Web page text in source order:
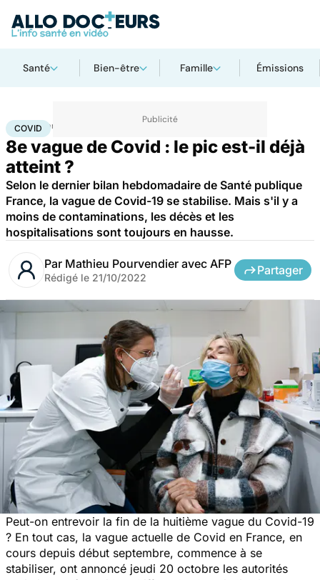
Santé Bien-être Famille Émissions
Accueil Santé Maladies infectieuses
COVID
8e vague de Covid : le pic est-il déjà
atteint ?
Selon le dernier bilan hebdomadaire de Santé publique
France, la vague de Covid-19 se stabilise. Mais s'il y a
moins de contaminations, les décès et les
hospitalisations sont toujours en hausse.
Par Mathieu Pourvendier avec AFP
Rédigé le 21/10/2022
Partager
Peut-on entrevoir la fin de la huitième vague du Covid-19
? En tout cas, la vague actuelle de Covid en France, en
cours depuis début septembre, commence à se
stabiliser, ont annoncé jeudi 20 octobre les autorités